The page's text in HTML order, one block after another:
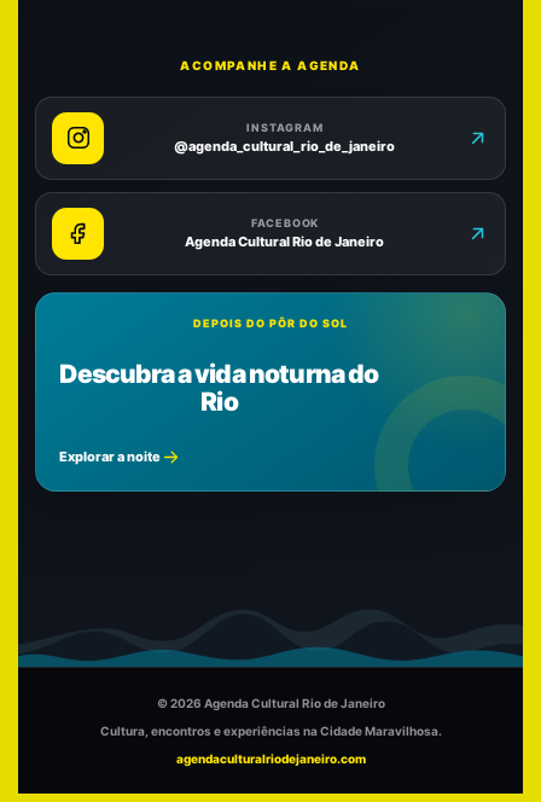
ACOMPANHE A AGENDA
INSTAGRAM
@agenda_cultural_rio_de_janeiro
FACEBOOK
Agenda Cultural Rio de Janeiro
DEPOIS DO PÔR DO SOL
Descubra a vida noturna do
Rio
Explorar a noite
© 2026 Agenda Cultural Rio de Janeiro
Cultura, encontros e experiências na Cidade Maravilhosa.
agendaculturalriodejaneiro.com